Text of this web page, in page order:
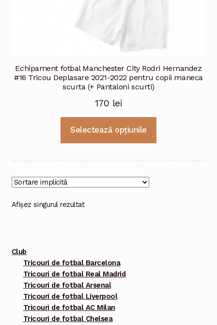
Echipament fotbal Manchester City Rodri Hernandez
#16 Tricou Deplasare 2021-2022 pentru copii maneca
scurta (+ Pantaloni scurti)
170 lei
Selectează opțiunile
mai
Afișez singurul rezultat
Club
Tricouri de fotbal Barcelona
Tricouri de fotbal Real Madrid
Tricouri de fotbal Arsenal
Tricouri de fotbal Liverpool
Tricouri de fotbal AC Milan
Tricouri de fotbal Chelsea